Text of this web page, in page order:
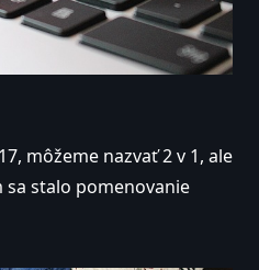
môžeme nazvať 2 v 1, ale
stalo pomenovanie